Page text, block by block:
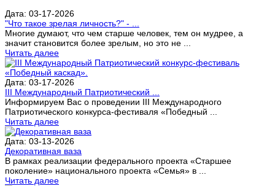
Дата: 03-17-2026
"Что такое зрелая личность?" - ...
Многие думают, что чем старше человек, тем он мудрее, а
значит становится более зрелым, но это не ...
Читать далее
Дата: 03-17-2026
III Международный Патриотический ...
Информируем Вас о проведении III Международного
Патриотического конкурса-фестиваля «Победный ...
Читать далее
Дата: 03-13-2026
Декоративная ваза
В рамках реализации федерального проекта «Старшее
поколение» национального проекта «Семья» в ...
Читать далее